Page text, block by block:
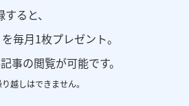
ると、
毎月1枚プレゼント。
事の閲覧が可能です。
越しはできません。